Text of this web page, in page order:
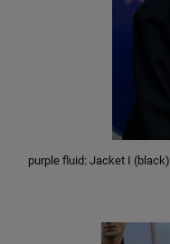
purple fluid: Jacket I (black)